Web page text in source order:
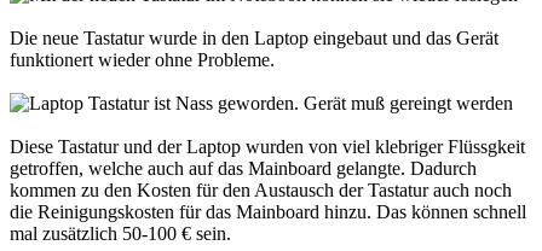
Die neue Tastatur wurde in den Laptop eingebaut und das Gerät
funktionert wieder ohne Probleme.
Diese Tastatur und der Laptop wurden von viel klebriger Flüssgkeit
getroffen, welche auch auf das Mainboard gelangte. Dadurch
kommen zu den Kosten für den Austausch der Tastatur auch noch
die Reinigungskosten für das Mainboard hinzu. Das können schnell
mal zusätzlich 50-100 € sein.